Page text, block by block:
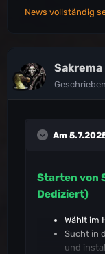
News vollständig
Sakrema
Geschrieben
Am
Starten von
Dediziert)
Wählt im
Sucht in
und